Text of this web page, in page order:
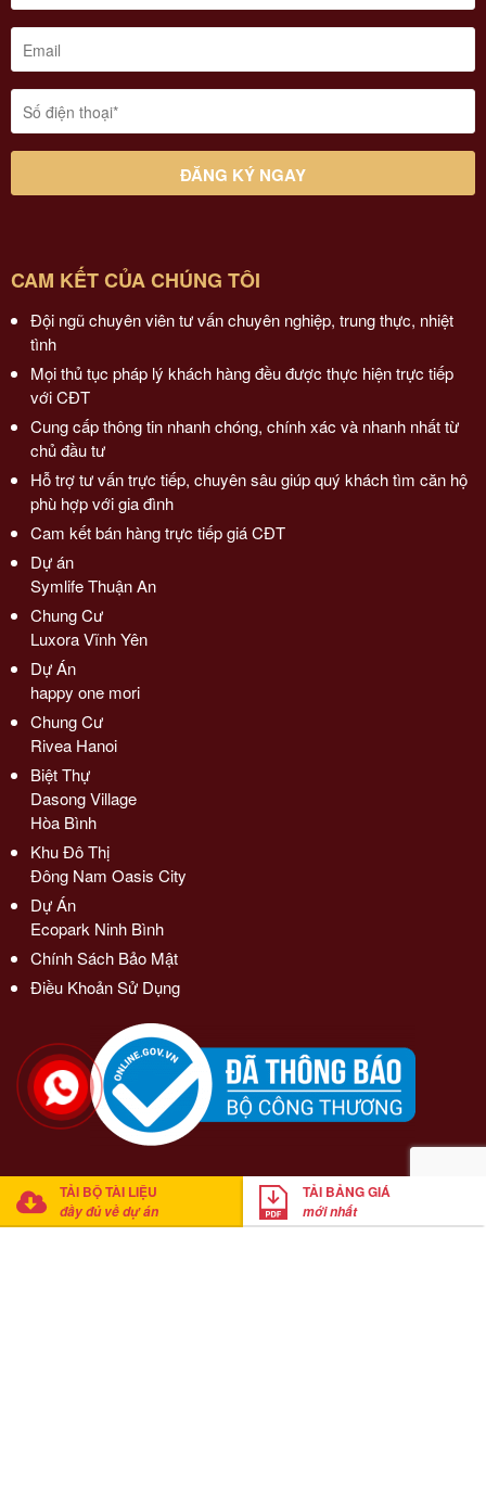
CAM KẾT CỦA CHÚNG TÔI
Đội ngũ chuyên viên tư vấn chuyên nghiệp, trung thực, nhiệt
tình
Mọi thủ tục pháp lý khách hàng đều được thực hiện trực tiếp
với CĐT
Cung cấp thông tin nhanh chóng, chính xác và nhanh nhất từ
chủ đầu tư
Hỗ trợ tư vấn trực tiếp, chuyên sâu giúp quý khách tìm căn hộ
phù hợp với gia đình
Cam kết bán hàng trực tiếp giá CĐT
Dự án
Symlife Thuận An
Chung Cư
Luxora Vĩnh Yên
Dự Án
happy one mori
Chung Cư
Rivea Hanoi
Biệt Thự
Dasong Village
Hòa Bình
Khu Đô Thị
Đông Nam Oasis City
Dự Án
Ecopark Ninh Bình
Chính Sách Bảo Mật
Điều Khoản Sử Dụng
© 2021 Casa Del Rio Hòa Bình. Cung cấp bởiMathsoft Việt Nam
TẢI BỘ TÀI LIỆU
đầy đủ về dự án
TẢI BẢNG GIÁ
mới nhất